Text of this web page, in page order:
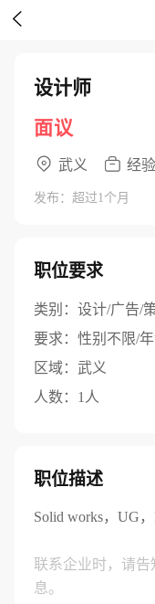

设计师
面议
武义 经
发布：超过1个月
职位要求
类别： 设计/广告/
要求： 性别不限/
区域： 武义
人数： 1人
职位描述
Solid works，UG
联系企业时，请
息。